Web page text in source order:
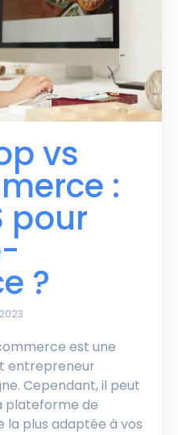
vs
:
pour
?
est une
entrepreneur
Cependant, il peut
plateforme de
plus adaptée à vos